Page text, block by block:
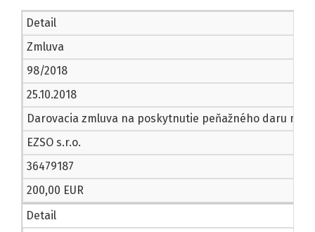
Detail
Zmluva
98/2018
25.10.2018
Darovacia zmluva na poskytnutie peňažného daru na
EZSO s.r.o.
36479187
200,00 EUR
Detail